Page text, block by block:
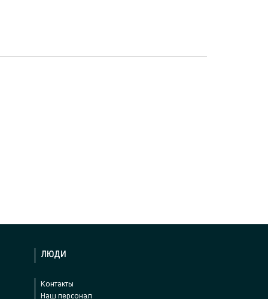
ЛЮДИ
Контакты
Наш персонал